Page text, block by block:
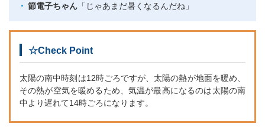
節電子ちゃん「じゃあまだ暑くなるんだね」
☆Check Point
太陽の南中時刻は12時ごろですが、太陽の熱が地面を暖め、
その熱が空気を暖めるため、気温が最高になるのは太陽の南
中より遅れて14時ごろになります。